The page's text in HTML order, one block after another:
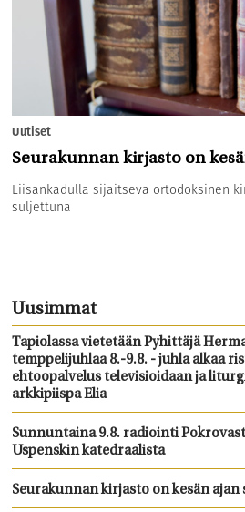
Uutiset
Seurakunnan kirjasto on
Liisankadulla sijaitseva ortodoksinen
suljettuna
Uusimmat
Tapiolassa vietetään Pyhittäjä
temppelijuhlaa 8.-9.8. - juhla alkaa
ehtoopalvelus televisioidaan ja
arkkipiispa Elia
Sunnuntaina 9.8. radiointi
Uspenskin katedraalista
Seurakunnan kirjasto on kesän ajan